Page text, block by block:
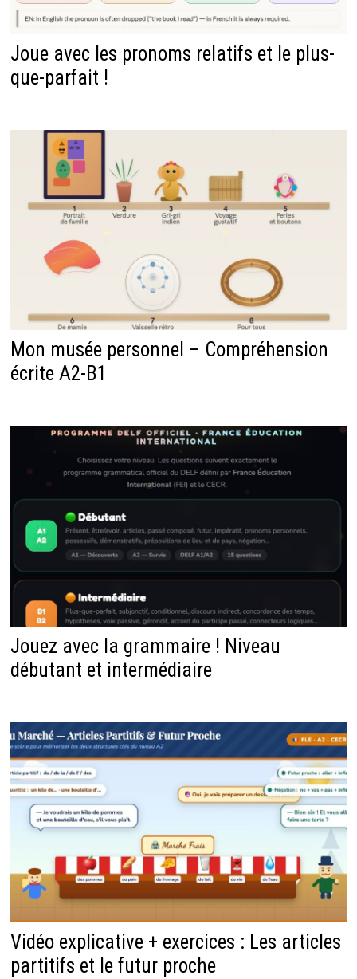
Joue avec les pronoms relatifs et le plus-
que-parfait !
Mon musée personnel – Compréhension
écrite A2-B1
Jouez avec la grammaire ! Niveau
débutant et intermédiaire
Vidéo explicative + exercices : Les articles
partitifs et le futur proche